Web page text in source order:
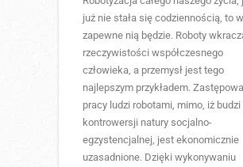
już nie stała się codziennością, to
zapewne nią będzie. Roboty
rzeczywistości współczesnego
człowieka, a przemysł jest tego
najlepszym przykładem.
pracy ludzi robotami, mimo, iż
kontrowersji natury socjalno-
egzystencjalnej, jest ekonomicznie
uzasadnione. Dzięki wykonywaniu